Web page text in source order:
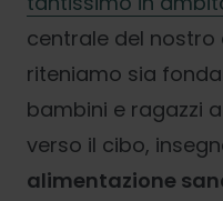
centrale del nostro
riteniamo sia
bambini e ragazzi
verso il cibo,
alimentazione